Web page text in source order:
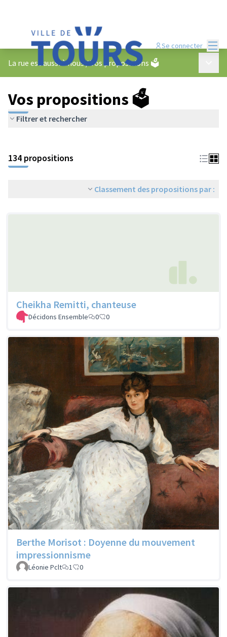
Se connecter
La rue est aussi à nous/Vos propositions 🗳️
Vos propositions 🗳️
Filtrer et rechercher
134 propositions
Classement des propositions par :
Cheikha Remitti, chanteuse
Décidons Ensemble 0 0
Berthe Morisot : Doyenne du mouvement
impressionnisme
Léonie Pclt 1 0